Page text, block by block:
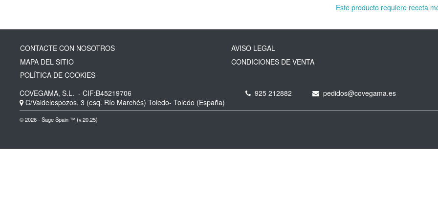
Este producto requiere receta
CONTACTE CON NOSOTROS
MAPA DEL SITIO
POLÍTICA DE COOKIES
AVISO LEGAL
CONDICIONES DE VENTA
COVEGAMA, S.L. - CIF:B45219706
C/Valdelospozos, 3 (esq. Río Marchés) Toledo- Toledo (España)
925 212882 pedidos@covegama.es
© 2026 - Sage Spain ™ (v.20.25)